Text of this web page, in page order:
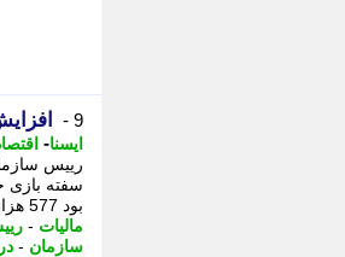
9 -
ایسنا-
رییس
سفته بازی
بود 577 هزار میلیارد درآمد ...
مالیات -
سازمان -